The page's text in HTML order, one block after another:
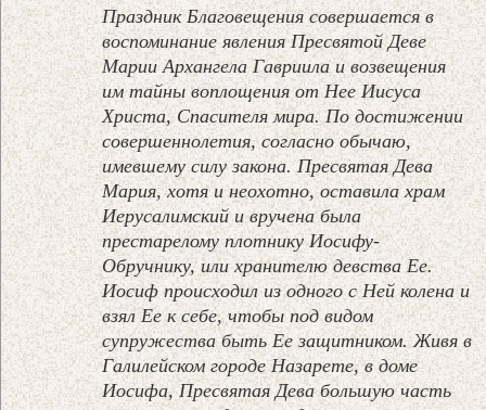
Праздник Благовещения совершается в
воспоминание явления Пресвятой Деве
Марии Архангела Гавриила и возвещения
им тайны воплощения от Нее Иисуса
Христа, Спасителя мира. По достижении
совершеннолетия, согласно обычаю,
имевшему силу закона. Пресвятая Дева
Мария, хотя и неохотно, оставила храм
Иерусалимский и вручена была
престарелому плотнику Иосифу-
Обручнику, или хранителю девства Ее.
Иосиф происходил из одного с Ней колена и
взял Ее к себе, чтобы под видом
супружества быть Ее защитником. Живя в
Галилейском городе Назарете, в доме
Иосифа, Пресвятая Дева большую часть